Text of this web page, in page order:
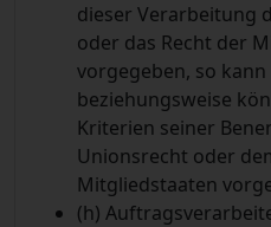
dieser Verarbeitung
oder das Recht der
vorgegeben, so
beziehungsweise
Kriterien seiner
Unionsrecht oder
Mitgliedstaaten
(h)